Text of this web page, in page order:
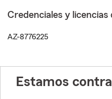
Credenciales y licencias
AZ-8776225
Estamos